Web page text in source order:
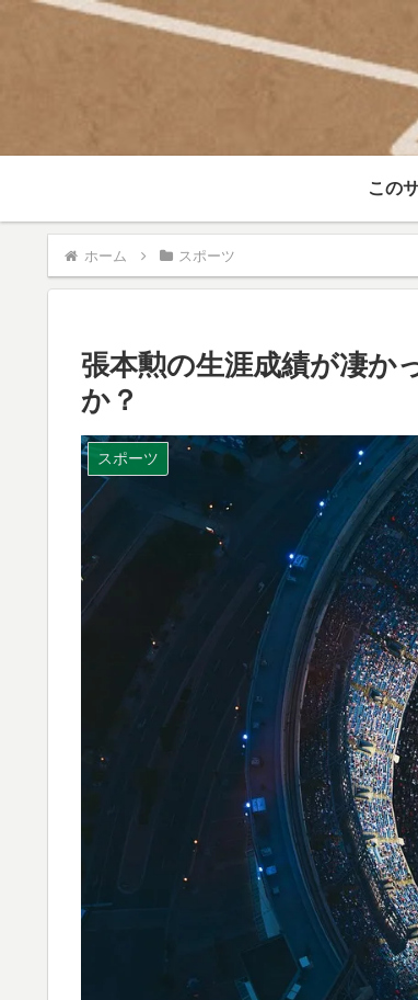
この
ホーム スポーツ
張本勲の生涯成績が凄か
か？
スポーツ